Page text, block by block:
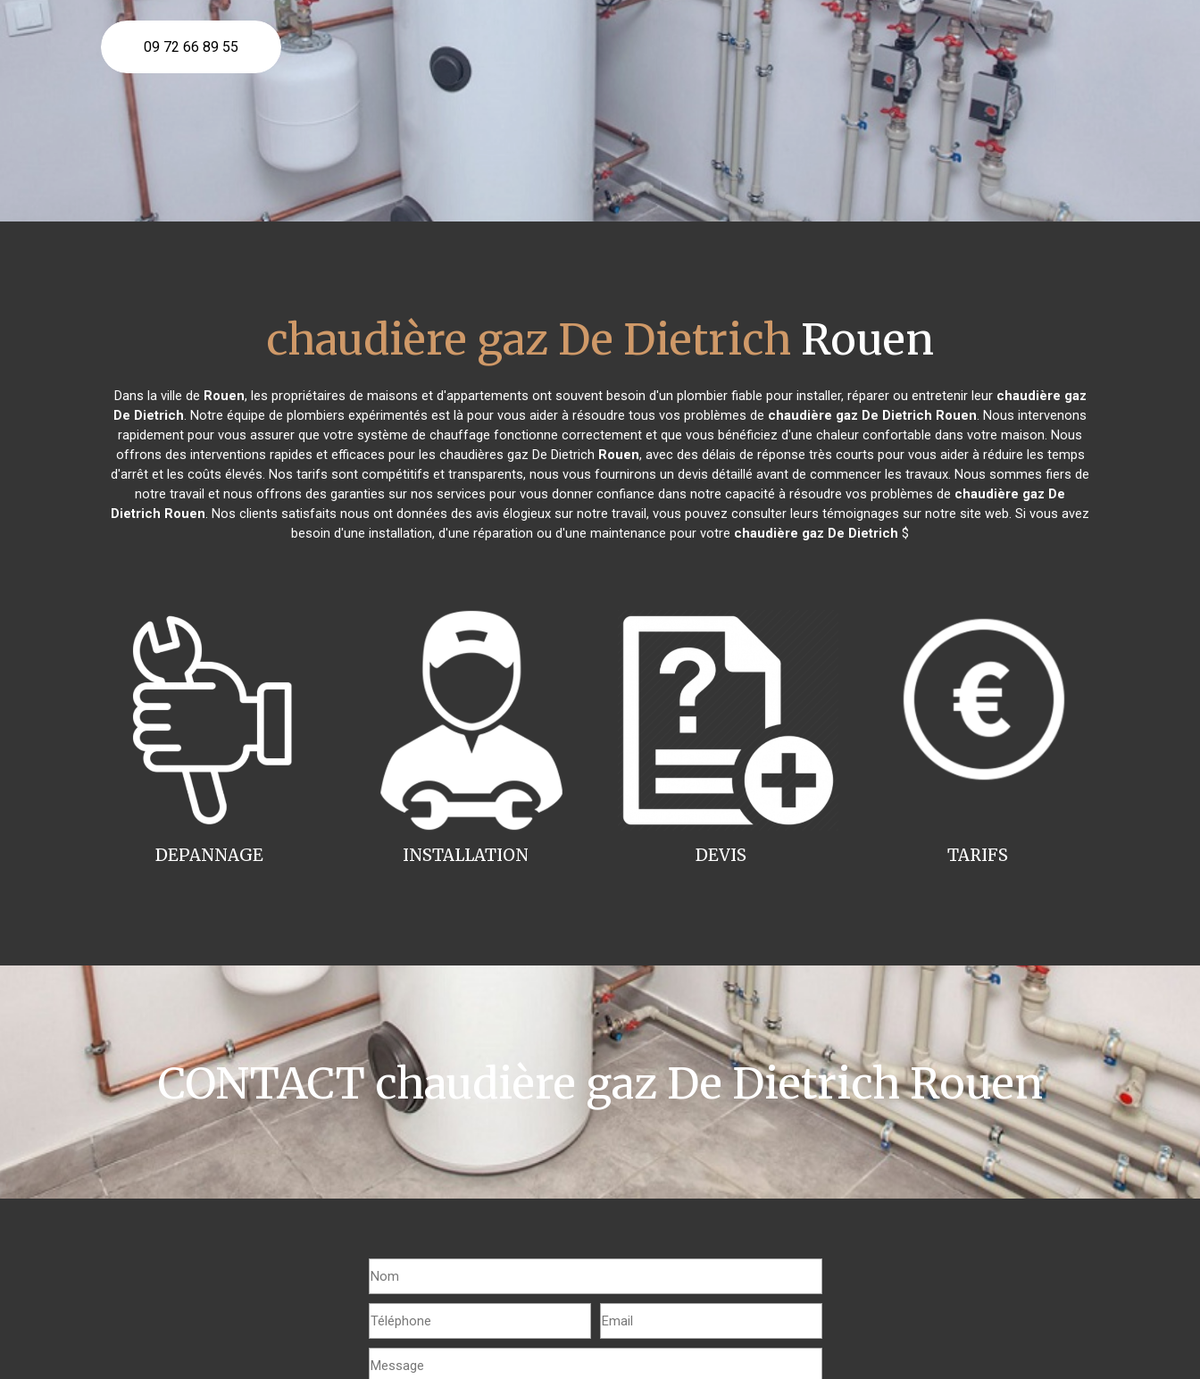
09 72 66 89 55
chaudière gaz De Dietrich Rouen
Dans la ville de Rouen, les propriétaires de maisons et d'appartements ont souvent besoin d'un plombier fiable pour installer, réparer ou entretenir leur chaudière gaz
De Dietrich. Notre équipe de plombiers expérimentés est là pour vous aider à résoudre tous vos problèmes de chaudière gaz De Dietrich Rouen. Nous intervenons
rapidement pour vous assurer que votre système de chauffage fonctionne correctement et que vous bénéficiez d'une chaleur confortable dans votre maison. Nous
offrons des interventions rapides et efficaces pour les chaudières gaz De Dietrich Rouen, avec des délais de réponse très courts pour vous aider à réduire les temps
d'arrêt et les coûts élevés. Nos tarifs sont compétitifs et transparents, nous vous fournirons un devis détaillé avant de commencer les travaux. Nous sommes fiers de
notre travail et nous offrons des garanties sur nos services pour vous donner confiance dans notre capacité à résoudre vos problèmes de chaudière gaz De
Dietrich Rouen. Nos clients satisfaits nous ont données des avis élogieux sur notre travail, vous pouvez consulter leurs témoignages sur notre site web. Si vous avez
besoin d'une installation, d'une réparation ou d'une maintenance pour votre chaudière gaz De Dietrich $
INSTALLATION
DEPANNAGE TARIFS
DEVIS
CONTACT chaudière gaz De Dietrich Rouen